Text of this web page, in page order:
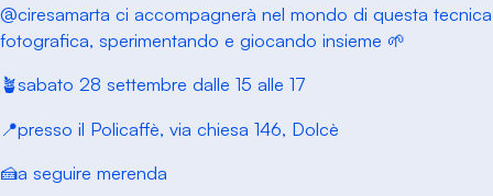
@ciresamarta ci accompagnerà nel mondo di questa tecnica
fotografica, sperimentando e giocando insieme 🌱
🪴sabato 28 settembre dalle 15 alle 17
📍presso il Policaffè, via chiesa 146, Dolcè
🍰a seguire merenda